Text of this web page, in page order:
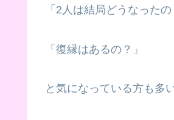
「2人は結局どうなったの
「復縁はあるの？」
と気になっている方も多